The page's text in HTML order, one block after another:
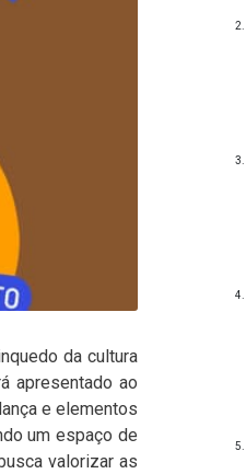
da cultura
apresentado ao
e elementos
um espaço de
valorizar as